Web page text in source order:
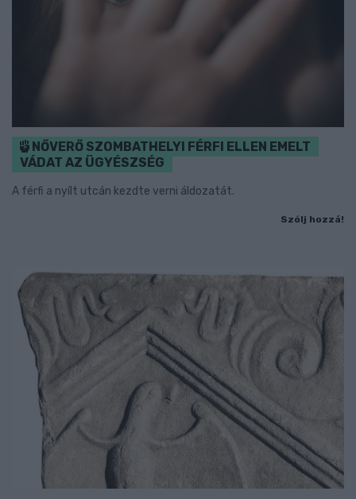
NŐVERŐ SZOMBATHELYI FÉRFI ELLEN EMELT
VÁDAT AZ ÜGYÉSZSÉG
A férfi a nyílt utcán kezdte verni áldozatát.
Szólj hozzá!